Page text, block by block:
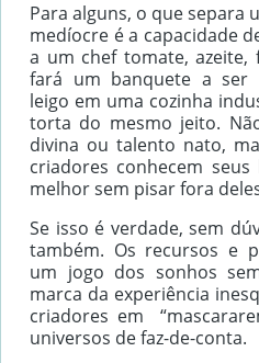
Para alguns, o que separa
medíocre é a capacidade
a um chef tomate, azeite,
fará um banquete a ser
leigo em uma cozinha
torta do mesmo jeito.
divina ou talento nato,
criadores conhecem
melhor sem pisar fora
Se isso é verdade, sem
também. Os recursos e
um jogo dos sonhos
marca da experiência
criadores em
universos de faz-de-conta.